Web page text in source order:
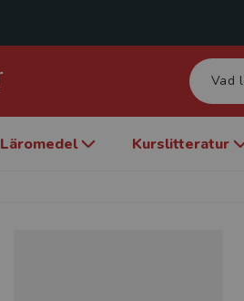
Läromedel Kurslitteratur